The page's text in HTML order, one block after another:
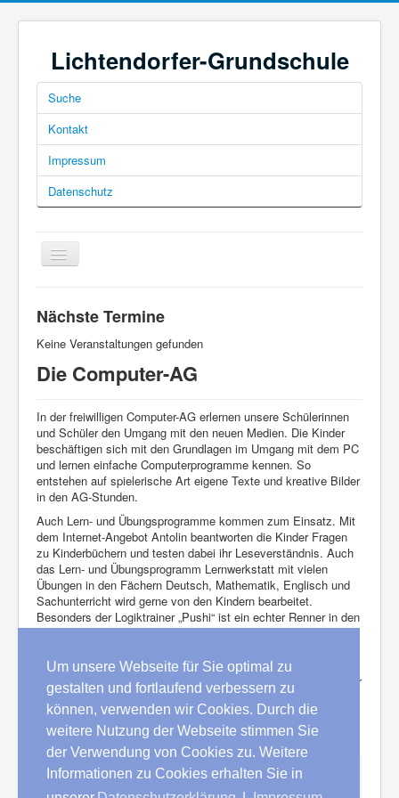
Um unsere Webseite für Sie optimal zu
gestalten und fortlaufend verbessern zu
können, verwenden wir Cookies. Durch die
weitere Nutzung der Webseite stimmen Sie
der Verwendung von Cookies zu. Weitere
Informationen zu Cookies erhalten Sie in
Lichtendorfer-Grundschule
Suche
Kontakt
Impressum
Datenschutz
Navigation
an/aus
Home
Aktuelles
Termine
Schulprogramm
OGS und verlässliche Kurzbetreuung
Kinderecke
Gartentage
Nächste Termine
Keine Veranstaltungen gefunden
Die Computer-AG
In der freiwilligen Computer-AG erlernen unsere Schülerinnen
und Schüler den Umgang mit den neuen Medien. Die Kinder
beschäftigen sich mit den Grundlagen im Umgang mit dem PC
und lernen einfache Computerprogramme kennen. So
entstehen auf spielerische Art eigene Texte und kreative Bilder
in den AG-Stunden.
Auch Lern- und Übungsprogramme kommen zum Einsatz. Mit
dem Internet-Angebot Antolin beantworten die Kinder Fragen
zu Kinderbüchern und testen dabei ihr Leseverständnis. Auch
das Lern- und Übungsprogramm Lernwerkstatt mit vielen
Übungen in den Fächern Deutsch, Mathematik, Englisch und
Sachunterricht wird gerne von den Kindern bearbeitet.
Besonders der Logiktrainer „Pushi“ ist ein echter Renner in den
PC-Stunden.
Schüler-Mutter, geleitet. Der Förderverein unterstützt das
Projekt finanziell. Die Arbeitsgemeinschaft wird ab Klasse 2 für
alle Jahrgänge angeboten. Die genauen Zeiten erfahren die
Eltern von der Klassenlehrerin.
Die AG findet an beiden Standorten statt.
Aktuelle Seite: Startseite
Schulprogramm